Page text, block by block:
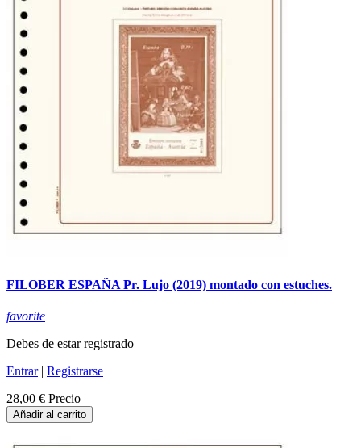
FILOBER ESPAÑA Pr. Lujo (2019) montado con estuches.
favorite
Debes de estar registrado
Entrar| Registrarse
28,00 € Precio
Añadir al carrito